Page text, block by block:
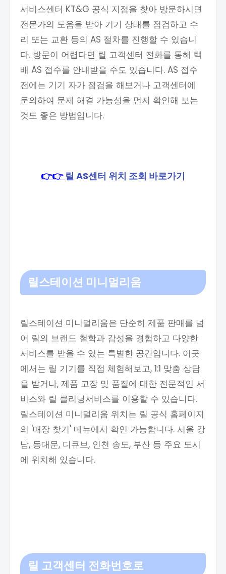
서비스센터 KT&G 공식 지점을 찾아 방문하시면
전문가의 도움을 받아 기기 상태를 점검하고 수
리 또는 교환 등의 AS 절차를 진행할 수 있습니
다. 방문이 어렵다면 릴 고객센터 전화를 통해 택
배 AS 접수를 안내받을 수도 있습니다. AS 접수
전에는 기기 자가 점검을 해보거나 고객센터에
문의하여 문제 해결 가능성을 먼저 확인해 보는
것도 좋은 방법입니다.
👉👉 릴 AS센터 위치 조회 바로가기
릴스테이션 미니멀리움
릴스테이션 미니멀리움은 단순히 제품 판매를 넘
어 릴의 브랜드 철학과 감성을 경험하고 다양한
서비스를 받을 수 있는 특별한 공간입니다. 이곳
에서는 릴 기기를 직접 체험해보고, 1:1 맞춤 상담
을 받거나, 제품 고장 및 품질에 대한 전문적인 서
비스와 릴 클리닝서비스를 이용할 수 있습니다.
릴스테이션 미니멀리움 위치는 릴 공식 홈페이지
의 '매장 찾기' 메뉴에서 확인 가능합니다. 서울 강
남, 동대문, 디큐브, 인천 송도, 부산 등 주요 도시
에 위치해 있습니다.
릴 고객센터 전화번호로